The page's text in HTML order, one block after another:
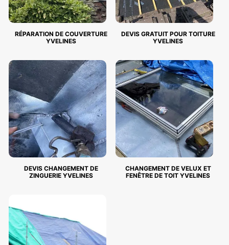
RÉPARATION DE COUVERTURE
YVELINES
DEVIS GRATUIT POUR TOITURE
YVELINES
DEVIS CHANGEMENT DE
ZINGUERIE YVELINES
CHANGEMENT DE VELUX ET
FENÊTRE DE TOIT YVELINES